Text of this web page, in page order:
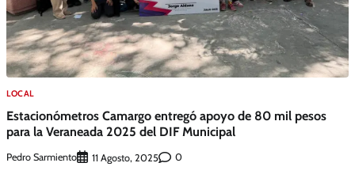
LOCAL
Estacionómetros Camargo entregó apoyo de 80 mil pesos
para la Veraneada 2025 del DIF Municipal
Pedro Sarmiento 11 Agosto, 2025 0